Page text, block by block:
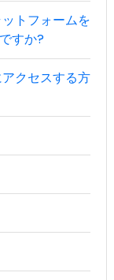
トフォームを
すか?
クセスする方